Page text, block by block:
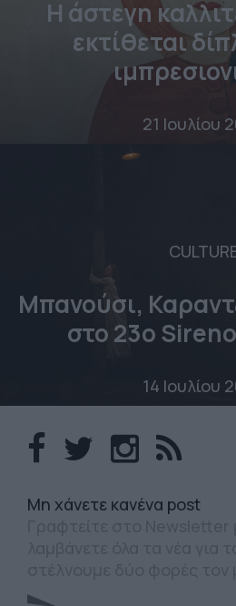
Η άστεγη
εκτίθεται
21 Ιουλίου
Μπανούσι,
στο 23o
14 Ιουλίου
Mη χάνετε κανένα post